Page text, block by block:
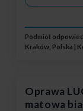
Podmiot
Kraków, Polska |
Oprawa
matowa